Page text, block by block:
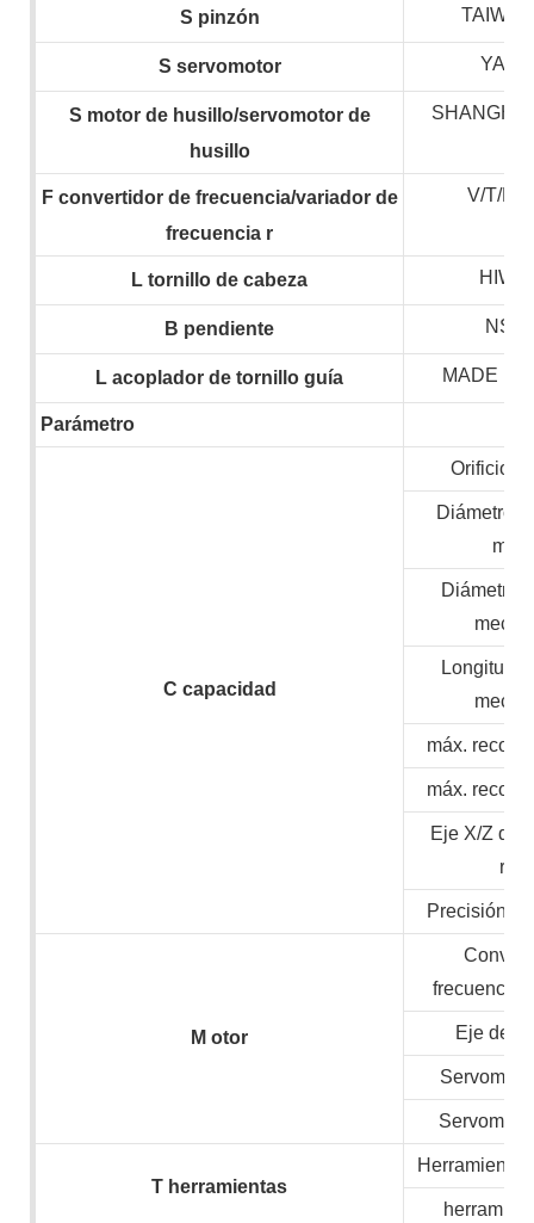
S pinzón
S servomotor
S motor de husillo/servomotor de
husillo
Fconvertidor de frecuencia/variador de
frecuencia r
V/T/
L tornillo de cabeza
B pendiente
L acoplador de tornillo guía MADE IN
Parámetro
C capacidad
Orificio
Diámetro
Diámetro
Longitud
máx.
máx.
Eje X/Z de
Precisión
M otor
frecuencia/
Eje de
T herramientas